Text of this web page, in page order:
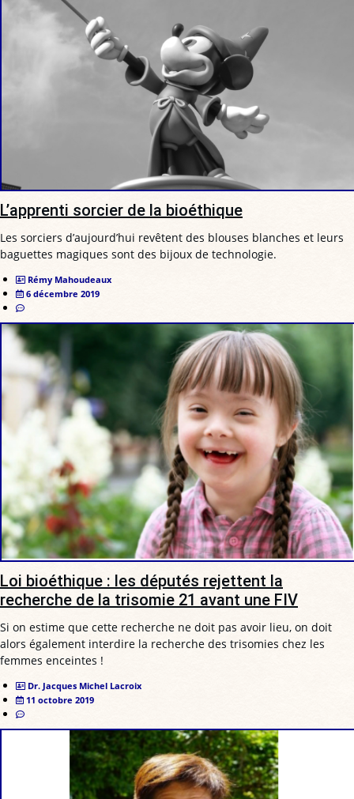
L’apprenti sorcier de la bioéthique
Les sorciers d’aujourd’hui revêtent des blouses blanches et leurs
baguettes magiques sont des bijoux de technologie.
Rémy Mahoudeaux
6 décembre 2019
Loi bioéthique : les députés rejettent la
recherche de la trisomie 21 avant une FIV
Si on estime que cette recherche ne doit pas avoir lieu, on doit
alors également interdire la recherche des trisomies chez les
femmes enceintes !
Dr. Jacques Michel Lacroix
11 octobre 2019